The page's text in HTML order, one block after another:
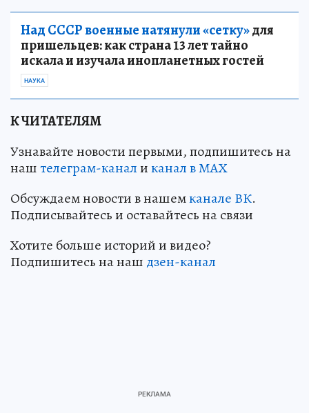
Над СССР военные натянули «сетку»для
пришельцев: как страна 13 лет тайно
искала и изучала инопланетных гостей
НАУКА
К ЧИТАТЕЛЯМ
Узнавайте новости первыми, подпишитесь на
наштелеграм-каналиканал в МАХ
Обсуждаем новости в нашемканале ВК.
Подписывайтесь и оставайтесь на связи
Хотите больше историй и видео?
Подпишитесь на наш дзен-канал